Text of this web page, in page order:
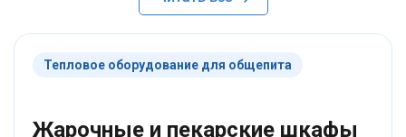
Главное преимущество
для нас — две
Можно одновременно
для них свои режимы.
постоянно не хватало
— пока одно блюдо
уже ждёт своей
стало заметно удобнее.
Тепловое оборудование для общепита
Жарочные и пекарские шкафы